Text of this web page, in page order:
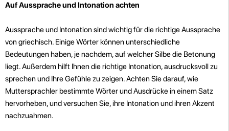
Auf Aussprache und Intonation achten
Aussprache und Intonation sind wichtig für die richtige Aussprache
von griechisch. Einige Wörter können unterschiedliche
Bedeutungen haben, je nachdem, auf welcher Silbe die Betonung
liegt. Außerdem hilft Ihnen die richtige Intonation, ausdrucksvoll zu
sprechen und Ihre Gefühle zu zeigen. Achten Sie darauf, wie
Muttersprachler bestimmte Wörter und Ausdrücke in einem Satz
hervorheben, und versuchen Sie, ihre Intonation und ihren Akzent
nachzuahmen.